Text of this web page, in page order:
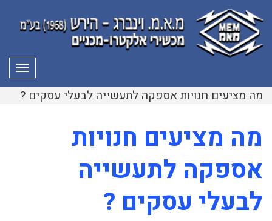
מה מציעים חנויות אספקה לתעשייה לבעלי עסקים ?
מה מציעים חנויות
אספקה לתעשייה
לבעלי עסקים ?